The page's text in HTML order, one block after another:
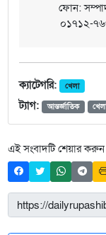
ফোন:
০১৭১২-
ক্যাটেগরি: খেলা
ট্যাগ: আন্তর্জাতিক
এই সংবাদটি শেয়ার করুন